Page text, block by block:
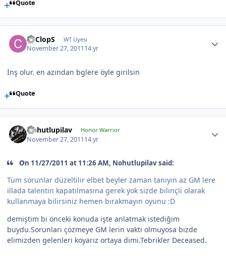
Quote
CyClopS WT Uyesi
November 27, 201114 yr
İnş olur. en azından bglere öyle girilsin
Quote
Nohutlupilav Honor Warrior
November 27, 201114 yr
On 11/27/2011 at 11:26 AM, Nohutlupilav said:
Tüm sorunlar düzeltilir elbet beyler zaman tanıyın az GM lere
illada talentin kapatılmasına gerek yok sizde bilinçli olarak
kullanmaya bilirsiniz hemen bırakmayın oyunu :D
demiştim bi önceki konuda işte anlatmak istediğim
buydu.Sorunları çözmeye GM lerin vakti olmuyosa bizde
elimizden gelenleri koyarız ortaya dimi.Tebrikler Deceased.